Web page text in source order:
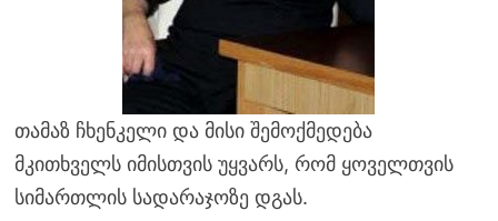
თამაზ ჩხენკელი და მისი შემოქმედება
მკითხველს იმისთვის უყვარს, რომ ყოველთვის
სიმართლის სადარაჯოზე დგას.